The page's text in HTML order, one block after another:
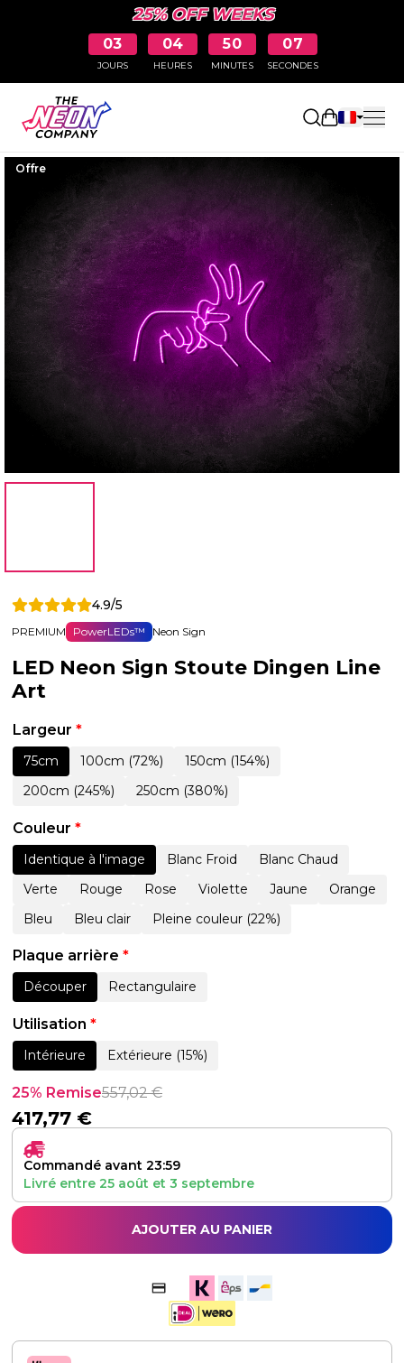
25% OFF WEEKS
03
JOURS
04
HEURES
50
MINUTES
06
SECONDES
Ouvrir le
Offre
4.9/5
PREMIUM PowerLEDs™ Neon Sign
LED Neon Sign Stoute Dingen Line
Art
Largeur *
75cm 100cm (72%)
150cm (154%)
200cm (245%)
250cm (380%)
Couleur *
Identique à l'image Blanc Froid
Blanc Chaud
Verte
Rouge Rose Violette Jaune
Orange
Bleu
Bleu clair Pleine couleur (22%)
Plaque arrière *
Découper Rectangulaire
Utilisation *
Intérieure Extérieure (15%)
25% Remise557,02€
417,77 €
Commandé avant 23:59
Livré entre 25 août et 3 septembre
AJOUTER AU PANIER